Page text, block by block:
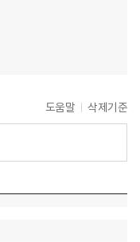
도움말 삭제기준